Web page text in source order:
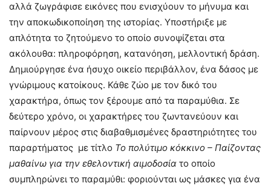
αλλά ζωγράφισε εικόνες που ενισχύουν το μήνυμα και
την αποκωδικοποίηση της ιστορίας. Υποστήριξε με
απλότητα το ζητούμενο το οποίο συνοψίζεται στα
ακόλουθα: πληροφόρηση, κατανόηση, μελλοντική δράση.
Δημιούργησε ένα ήσυχο οικείο περιβάλλον, ένα δάσος με
γνώριμους κατοίκους. Κάθε ζώο με τον δικό του
χαρακτήρα, όπως τον ξέρουμε από τα παραμύθια. Σε
δεύτερο χρόνο, οι χαρακτήρες του ζωντανεύουν και
παίρνουν μέρος στις διαβαθμισμένες δραστηριότητες του
παραρτήματος με τίτλο Το πολύτιμο κόκκινο – Παίζοντας
μαθαίνω για την εθελοντική αιμοδοσία το οποίο
συμπληρώνει το παραμύθι: φοριούνται ως μάσκες για ένα